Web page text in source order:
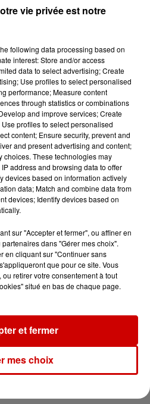
Voir plus
du Roi Arthur 2026 !
vos entrées pour le
du Sport Automobile au
vous invite à
Xperiences !
- Gagnez votre balade
!
vie privée est notre
following data processing based on
interest: Store and/or access
data to select advertising; Create
Use profiles to select personalised
performance; Measure content
through statistics or combinations
and improve services; Create
profiles to select personalised
content; Ensure security, prevent and
and present advertising and content;
choices. These technologies may
address and browsing data to offer
devices based on information actively
data; Match and combine data from
devices; Identify devices based on
sur "Accepter et fermer", ou affiner en
dans "Gérer mes choix".
en cliquant sur "Continuer sans
que pour ce site. Vous
retirer votre consentement à tout
situé en bas de chaque page.
mes choix
et fermer